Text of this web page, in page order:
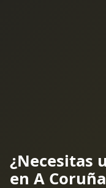
¿Necesitas
en A